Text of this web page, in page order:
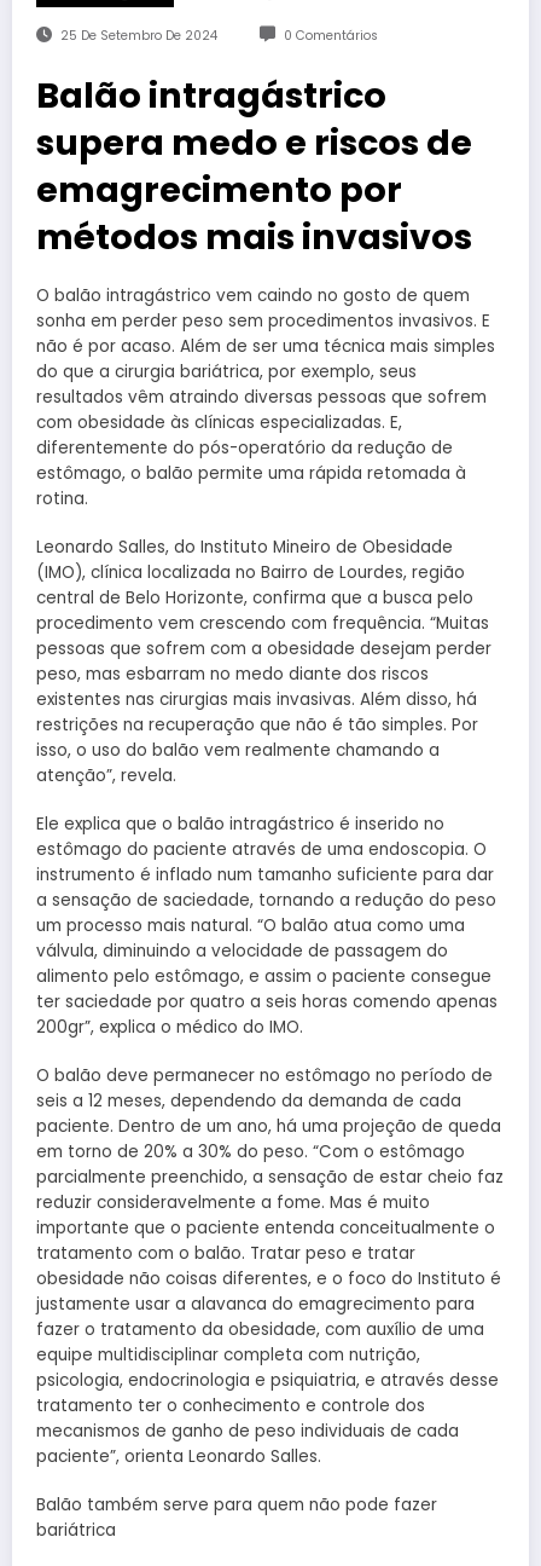
25 De Setembro De 2024 0 Comentários
Balão intragástrico
supera medo e riscos de
emagrecimento por
métodos mais invasivos
O balão intragástrico vem caindo no gosto de quem
sonha em perder peso sem procedimentos invasivos. E
não é por acaso. Além de ser uma técnica mais simples
do que a cirurgia bariátrica, por exemplo, seus
resultados vêm atraindo diversas pessoas que sofrem
com obesidade às clínicas especializadas. E,
diferentemente do pós-operatório da redução de
estômago, o balão permite uma rápida retomada à
rotina.
Leonardo Salles, do Instituto Mineiro de Obesidade
(IMO), clínica localizada no Bairro de Lourdes, região
central de Belo Horizonte, confirma que a busca pelo
procedimento vem crescendo com frequência. “Muitas
pessoas que sofrem com a obesidade desejam perder
peso, mas esbarram no medo diante dos riscos
existentes nas cirurgias mais invasivas. Além disso, há
restrições na recuperação que não é tão simples. Por
isso, o uso do balão vem realmente chamando a
atenção”, revela.
Ele explica que o balão intragástrico é inserido no
estômago do paciente através de uma endoscopia. O
instrumento é inflado num tamanho suficiente para dar
a sensação de saciedade, tornando a redução do peso
um processo mais natural. “O balão atua como uma
válvula, diminuindo a velocidade de passagem do
alimento pelo estômago, e assim o paciente consegue
ter saciedade por quatro a seis horas comendo apenas
200gr”, explica o médico do IMO.
O balão deve permanecer no estômago no período de
seis a 12 meses, dependendo da demanda de cada
paciente. Dentro de um ano, há uma projeção de queda
em torno de 20% a 30% do peso. “Com o estômago
parcialmente preenchido, a sensação de estar cheio faz
reduzir consideravelmente a fome. Mas é muito
importante que o paciente entenda conceitualmente o
tratamento com o balão. Tratar peso e tratar
obesidade não coisas diferentes, e o foco do Instituto é
justamente usar a alavanca do emagrecimento para
fazer o tratamento da obesidade, com auxílio de uma
equipe multidisciplinar completa com nutrição,
psicologia, endocrinologia e psiquiatria, e através desse
tratamento ter o conhecimento e controle dos
mecanismos de ganho de peso individuais de cada
paciente”, orienta Leonardo Salles.
Balão também serve para quem não pode fazer
bariátrica